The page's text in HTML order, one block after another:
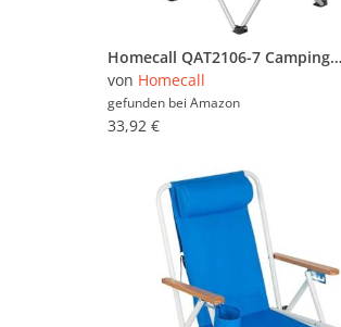
Homecall QAT2106-7 Campingstuhl, faltbar, Armlehne mit Getränkehalter, Outdoor-Stuhl mit verstellbarer Rückenlehne, Schwarz Silber, 102,0 cm*78,0 cm*94,0 cm
von Homecall
gefunden bei Amazon
33,92 €